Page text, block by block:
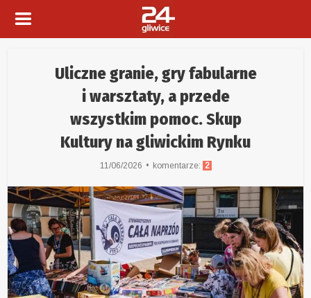
Uliczne granie, gry fabularne
i warsztaty, a przede
wszystkim pomoc. Skup
Kultury na gliwickim Rynku
11/06/2026 komentarze: 2